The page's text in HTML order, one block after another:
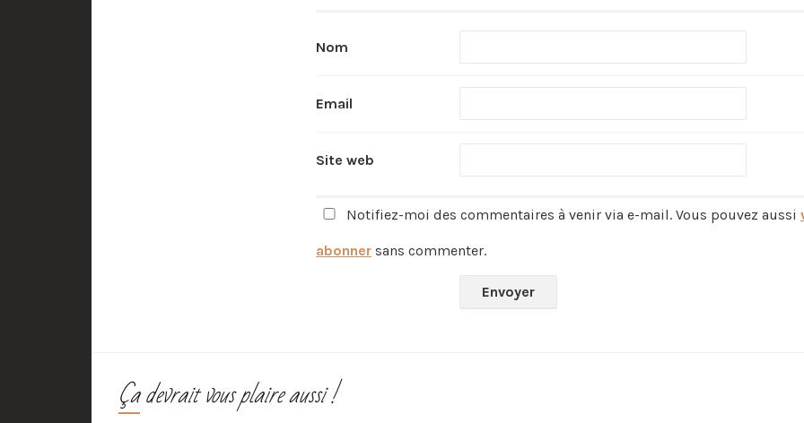
Nom
Email
Site web
Notifiez-moi des commentaires à venir via e-mail. Vous pouvez aussi
abonner sans commenter.
Ça devrait vous plaire aussi !